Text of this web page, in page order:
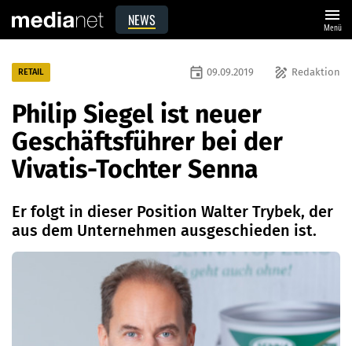
NEWS menu
Menü
RETAIL draw Redaktion
event 09.09.2019
Philip Siegel ist neuer
Geschäftsführer bei der
Vivatis-Tochter Senna
Er folgt in dieser Position Walter Trybek, der
aus dem Unternehmen ausgeschieden ist.